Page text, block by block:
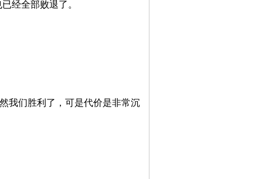
经全部败退了。
我们胜利了，可是代价是非常沉